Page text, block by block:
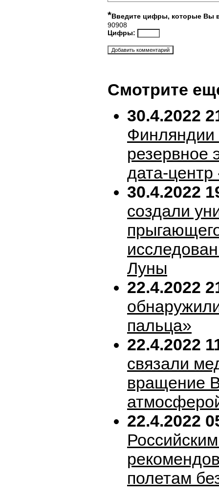
*Введите цифры, которые Вы
90908
Цифры:
Смотрите
30.4.2022
резервное
дата-
30.4.2022
создали
Луны
22.4.2022
пальца»
22.4.2022
связали
вращение
22.4.2022
полетам